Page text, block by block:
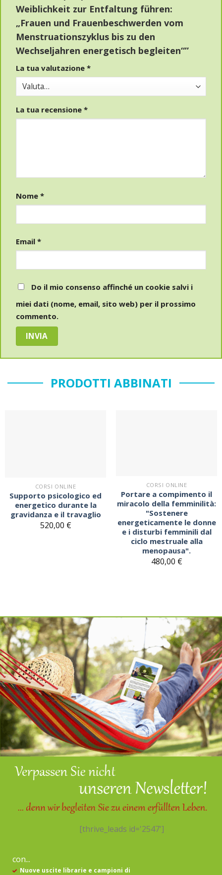
Weiblichkeit zur Entfaltung führen:
„Frauen und Frauenbeschwerden vom
Menstruationszyklus bis zu den
Wechseljahren energetisch begleiten“”
La tua valutazione *
La tua recensione *
Nome *
Email *
Do il mio consenso affinché un cookie salvi i
miei dati (nome, email, sito web) per il prossimo
commento.
PRODOTTI ABBINATI
CORSI ONLINE
Supporto psicologico ed
energetico durante la
gravidanza e il travaglio
520,00 €
CORSI ONLINE
Portare a compimento il
miracolo della femminilità:
"Sostenere
energeticamente le donne
e i disturbi femminili dal
ciclo mestruale alla
menopausa".
480,00 €
[thrive_leads id='2547']
con...
Nuove uscite librarie e campioni di